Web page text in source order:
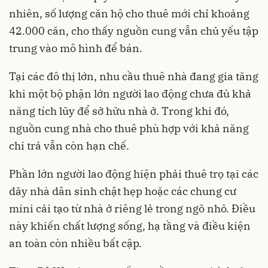
nhiên, số lượng căn hộ cho thuê mới chỉ khoảng
42.000 căn, cho thấy nguồn cung vẫn chủ yếu tập
trung vào mô hình để bán.
Tại các đô thị lớn, nhu cầu thuê nhà đang gia tăng
khi một bộ phận lớn người lao động chưa đủ khả
năng tích lũy để sở hữu nhà ở. Trong khi đó,
nguồn cung nhà cho thuê phù hợp với khả năng
chi trả vẫn còn hạn chế.
Phần lớn người lao động hiện phải thuê trọ tại các
dãy nhà dân sinh chật hẹp hoặc các chung cư
mini cải tạo từ nhà ở riêng lẻ trong ngõ nhỏ. Điều
này khiến chất lượng sống, hạ tầng và điều kiện
an toàn còn nhiều bất cập.